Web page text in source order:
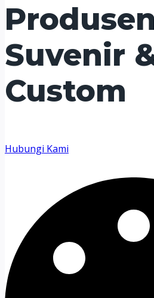
Produsen
Suvenir
Custom
Hubungi Kami